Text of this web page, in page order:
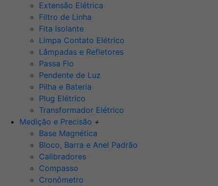
Extensão Elétrica
Filtro de Linha
Fita Isolante
Limpa Contato Elétrico
Lâmpadas e Refletores
Passa Fio
Pendente de Luz
Pilha e Bateria
Plug Elétrico
Transformador Elétrico
Medição e Precisão +
Base Magnética
Bloco, Barra e Anel Padrão
Calibradores
Compasso
Cronômetro